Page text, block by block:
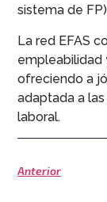
sistema de
La red EFAS
empleabilidad
ofreciendo a
adaptada a
laboral.
Anterior